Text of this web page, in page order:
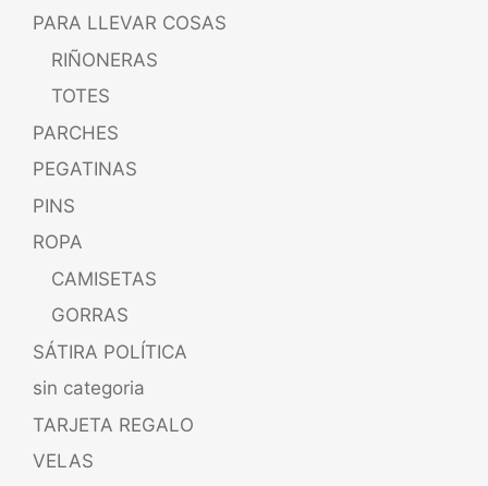
PARA LLEVAR COSAS
RIÑONERAS
TOTES
PARCHES
PEGATINAS
PINS
ROPA
CAMISETAS
GORRAS
SÁTIRA POLÍTICA
sin categoria
TARJETA REGALO
VELAS